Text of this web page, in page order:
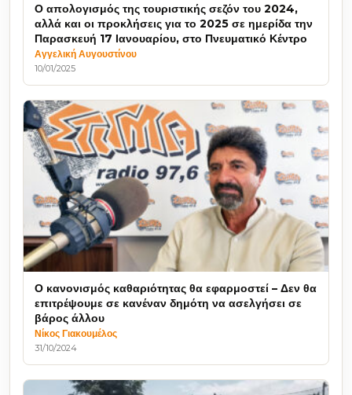
Ο απολογισμός της τουριστικής σεζόν του 2024,
αλλά και οι προκλήσεις για το 2025 σε ημερίδα την
Παρασκευή 17 Ιανουαρίου, στο Πνευματικό Κέντρο
Αγγελική Αυγουστίνου
10/01/2025
Ο κανονισμός καθαριότητας θα εφαρμοστεί – Δεν θα
επιτρέψουμε σε κανέναν δημότη να ασελγήσει σε
βάρος άλλου
Νίκος Γιακουμέλος
31/10/2024